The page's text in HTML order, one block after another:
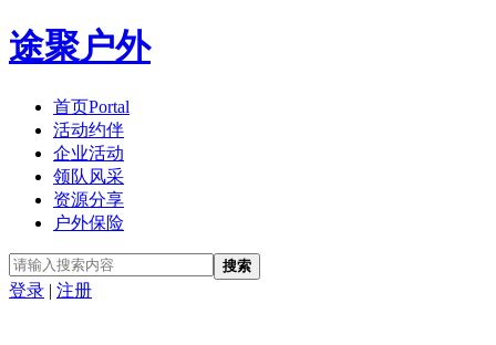
途聚户外
首页Portal
活动约伴
企业活动
领队风采
资源分享
户外保险
搜索
登录 | 注册